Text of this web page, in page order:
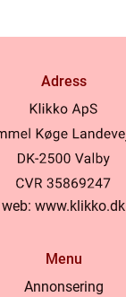
Adress
web: www.klikko.dk
Menu
Annonsering